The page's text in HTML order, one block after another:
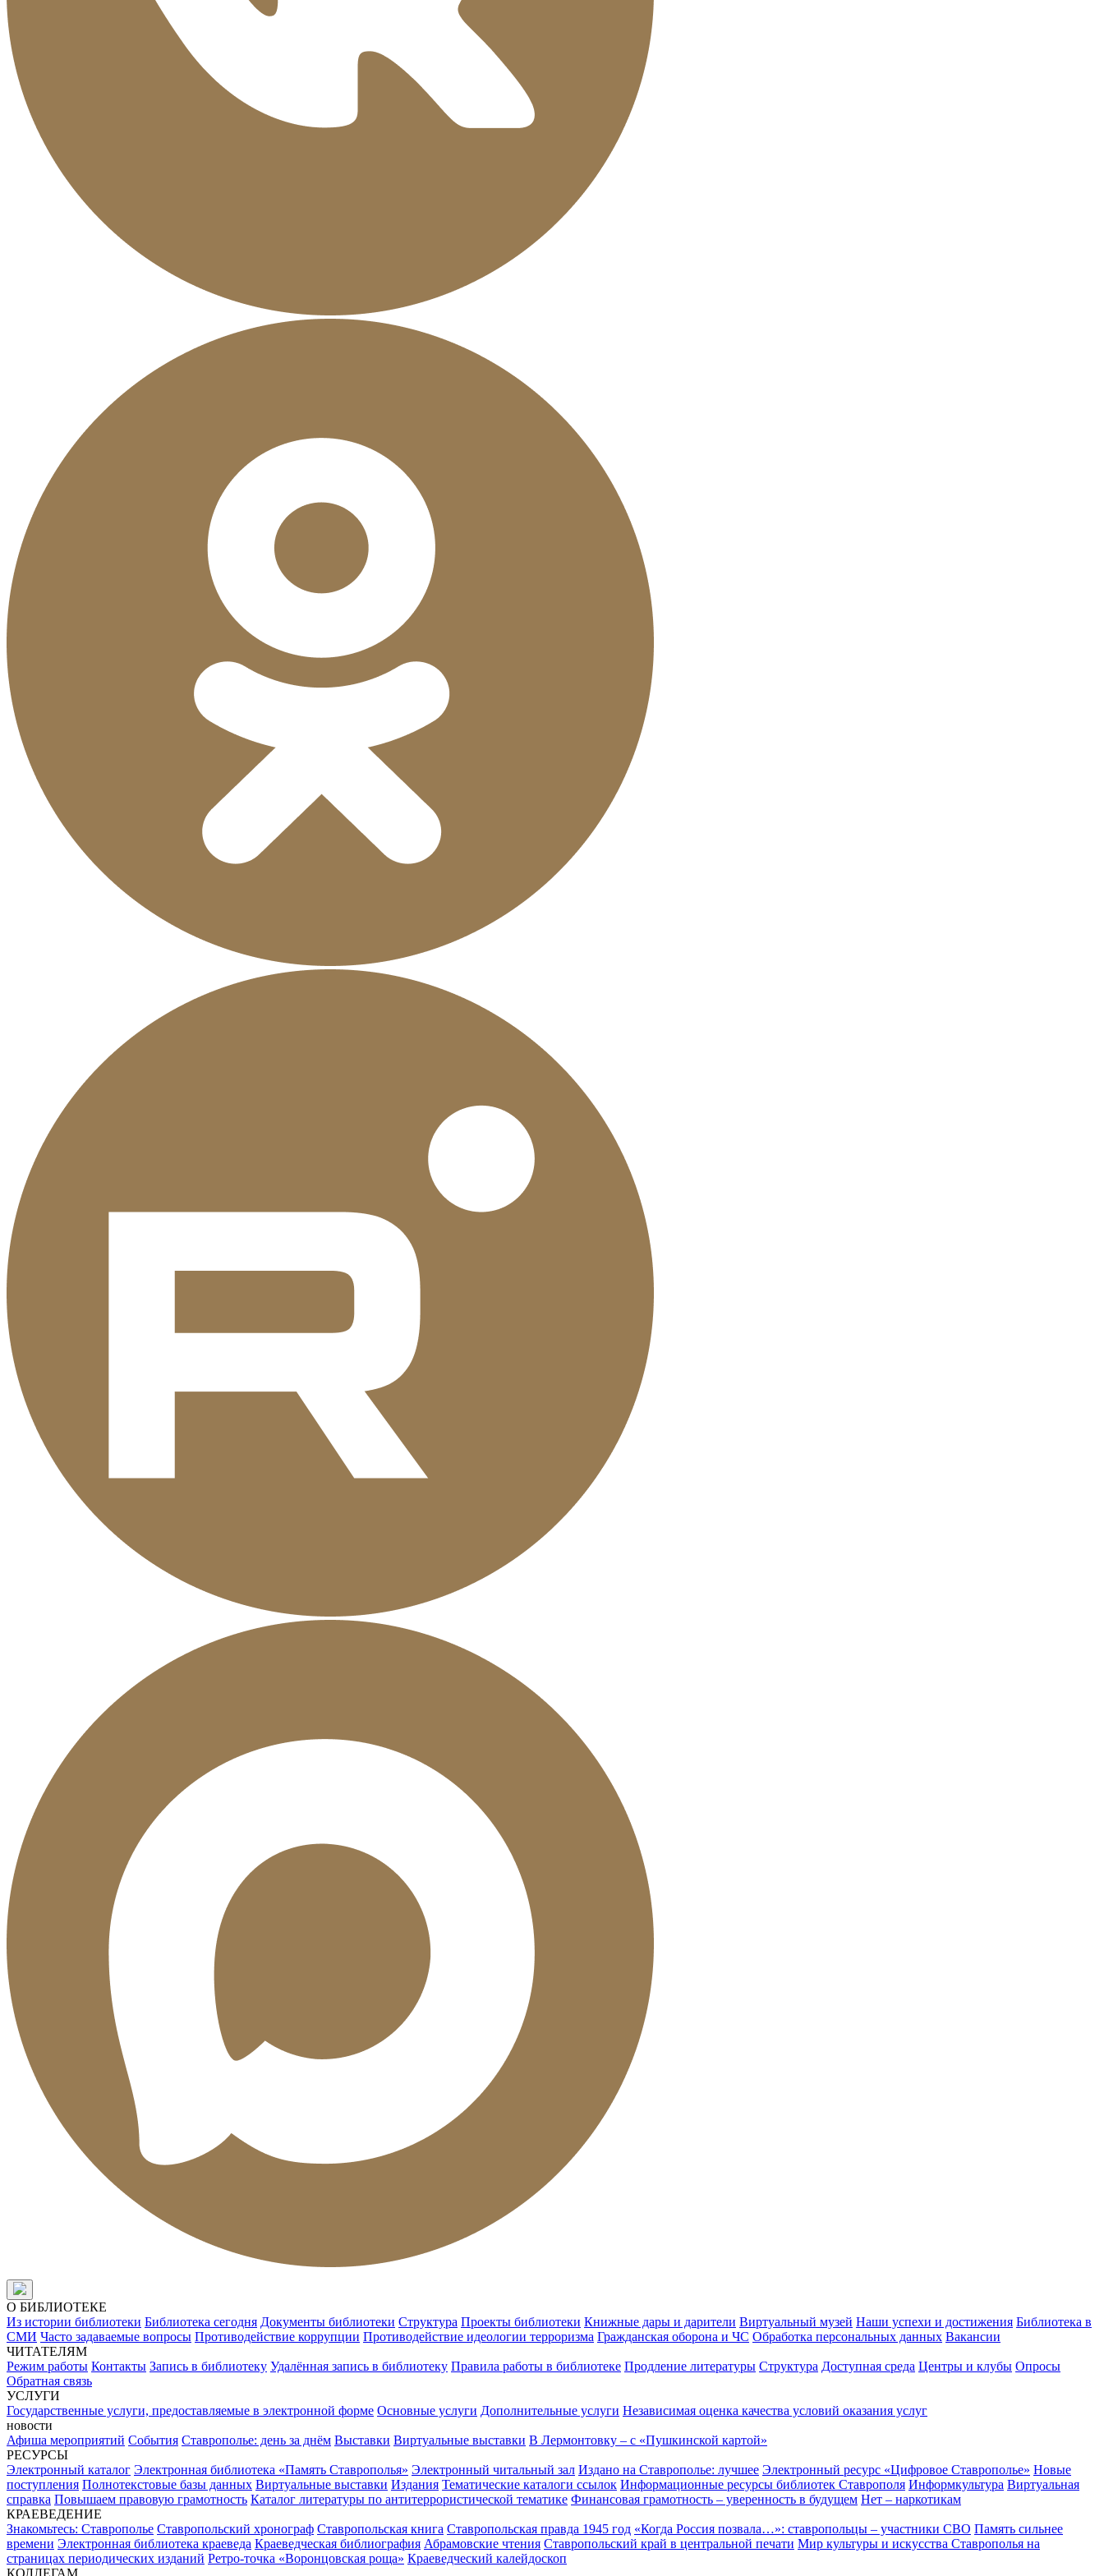
О БИБЛИОТЕКЕ
Из истории библиотеки Библиотека сегодня Документы библиотеки Структура Проекты библиотеки Книжные дары и дарители Виртуальный музей Наши успехи и достижения Библиотека в
СМИ Часто задаваемые вопросы Противодействие коррупции Противодействие идеологии терроризма Гражданская оборона и ЧС Обработка персональных данных Вакансии
ЧИТАТЕЛЯМ
Режим работы Контакты Запись в библиотеку Удалённая запись в библиотеку Правила работы в библиотеке Продление литературы Структура Доступная среда Центры и клубы Опросы
Обратная связь
УСЛУГИ
Государственные услуги, предоставляемые в электронной форме Основные услуги Дополнительные услуги Независимая оценка качества условий оказания услуг
новости
Афиша мероприятий События Ставрополье: день за днём Выставки Виртуальные выставки В Лермонтовку – с «Пушкинской картой»
РЕСУРСЫ
Электронный каталог Электронная библиотека «Память Ставрополья» Электронный читальный зал Издано на Ставрополье: лучшее Электронный ресурс «Цифровое Ставрополье» Новые
поступления Полнотекстовые базы данных Виртуальные выставки Издания Тематические каталоги ссылок Информационные ресурсы библиотек Ставрополя Информкультура Виртуальная
справка Повышаем правовую грамотность Каталог литературы по антитеррористической тематике Финансовая грамотность – уверенность в будущем Нет – наркотикам
КРАЕВЕДЕНИЕ
Знакомьтесь: Ставрополье Ставропольский хронограф Ставропольская книга Ставропольская правда 1945 год «Когда Россия позвала…»: ставропольцы – участники СВО Память сильнее
времени Электронная библиотека краеведа Краеведческая библиография Абрамовские чтения Ставропольский край в центральной печати Мир культуры и искусства Ставрополья на
страницах периодических изданий Ретро-точка «Воронцовская роща» Краеведческий калейдоскоп
КОЛЛЕГАМ